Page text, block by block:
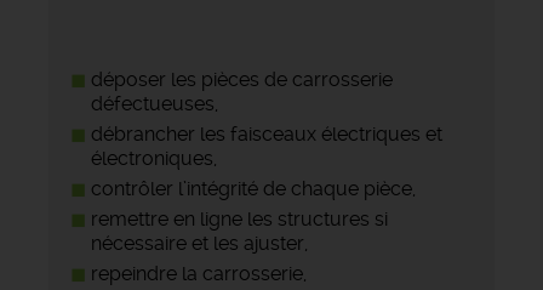
déposer les pièces de carrosserie
défectueuses,
débrancher les faisceaux électriques et
électroniques,
contrôler l’intégrité de chaque pièce,
remettre en ligne les structures si
nécessaire et les ajuster,
repeindre la carrosserie,